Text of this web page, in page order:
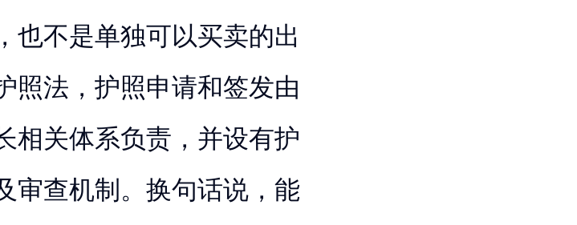
也不是单独可以买卖的出
照法，护照申请和签发由
相关体系负责，并设有护
审查机制。换句话说，能